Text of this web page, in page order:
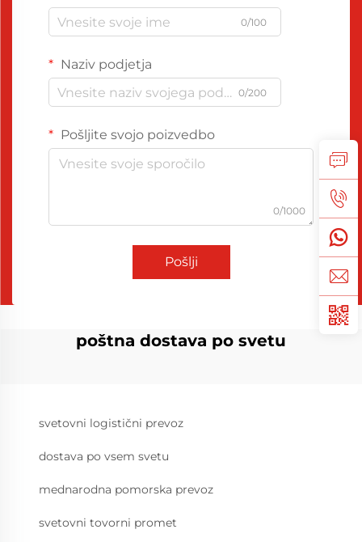
0/100
Naziv podjetja
0/200
Pošljite svojo poizvedbo
0/1000
Pošlji
poštna dostava po svetu
svetovni logistični prevoz
dostava po vsem svetu
mednarodna pomorska prevoz
svetovni tovorni promet